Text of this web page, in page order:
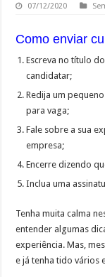
07/12/2020
Como enviar
Escreva no título
candidatar;
Redija um
para vaga;
Fale sobre a sua
empresa;
Encerre dizendo
Inclua uma
Tenha muita calma
entender algumas
experiência. Mas,
e já tenha tido vários